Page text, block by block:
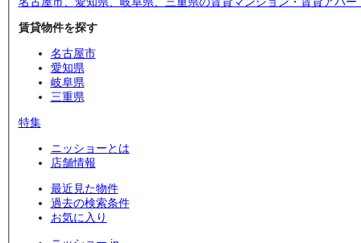
賃貸物件を探す
名古屋市
愛知県
岐阜県
三重県
特集
ニッショーとは
店舗情報
最近見た物件
過去の検索条件
お気に入り